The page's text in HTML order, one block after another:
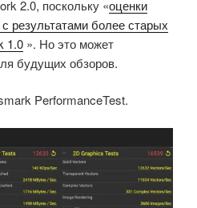
2.0, поскольку «оценки
результатами более старых
1.0 ». Но это может
будущих обзоров.
PerformanceTest.